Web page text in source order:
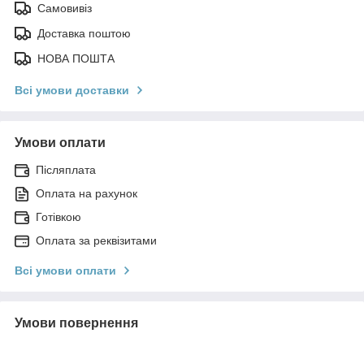
Самовивіз
Доставка поштою
НОВА ПОШТА
Всі умови доставки
Умови оплати
Післяплата
Оплата на рахунок
Готівкою
Оплата за реквізитами
Всі умови оплати
Умови повернення